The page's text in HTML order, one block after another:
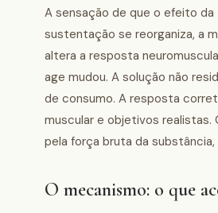
A sensação de que o efeito
sustentação se reorganiza, a
altera a resposta
age mudou. A solução não
de consumo. A resposta
muscular e objetivos
pela força bruta da
O mecanismo: o que